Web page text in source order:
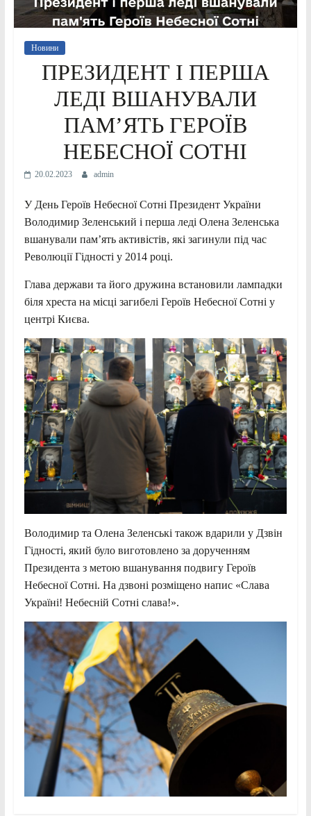
Новини
ПРЕЗИДЕНТ І ПЕРША
ЛЕДІ ВШАНУВАЛИ
ПАМ’ЯТЬ ГЕРОЇВ
НЕБЕСНОЇ СОТНІ
20.02.2023 admin
У День Героїв Небесної Сотні Президент України
Володимир Зеленський і перша леді Олена Зеленська
вшанували пам’ять активістів, які загинули під час
Революції Гідності у 2014 році.
Глава держави та його дружина встановили лампадки
біля хреста на місці загибелі Героїв Небесної Сотні у
центрі Києва.
Володимир та Олена Зеленські також вдарили у Дзвін
Гідності, який було виготовлено за дорученням
Президента з метою вшанування подвигу Героїв
Небесної Сотні. На дзвоні розміщено напис «Слава
Україні! Небесній Сотні слава!».